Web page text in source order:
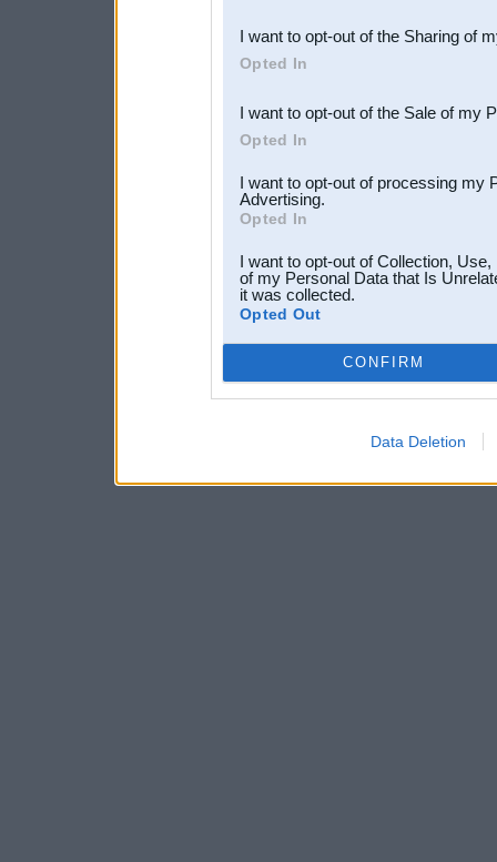
Downstream Participants
third parties.
I want to opt-out of the Sharing of
Opted In
I want to opt-out of the Sale of my
Opted In
I want to opt-out of processing my
Advertising.
Opted In
I want to opt-out of Collection,
of my Personal Data that Is
it was collected.
Opted Out
CONFIRM
Data Deletion